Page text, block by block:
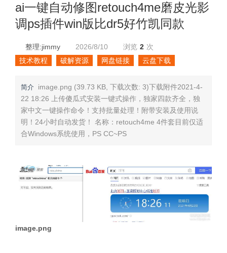
ai一键自动修图retouch4me磨皮光影
调ps插件win版比dr5好竹凯同款
整理:jimmy 2026/8/10 浏览 2 次
技术教程
破解资源 网盘链接 云盘下载
简介
image.png (39.73 KB, 下载次数: 3)下载附件2021-4-
22 18:26 上传傻瓜式安装一键式操作，独家四款齐全，独
家中文一键操作命令！支持批量处理！附带安装及使用说
明！24小时自动发货！ 名称：retouch4me 4件套目前仅适
合Windows系统使用，PS CC~PS
image.png